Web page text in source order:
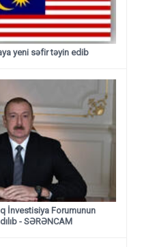
yeni səfir təyin edib
İnvestisiya Forumunun
- SƏRƏNCAM